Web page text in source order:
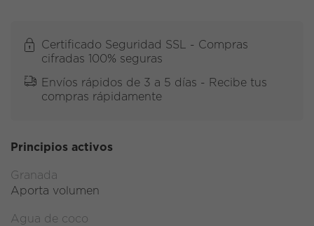
Certificado Seguridad SSL - Compras
cifradas 100% seguras
Envíos rápidos de 3 a 5 días - Recibe tus
compras rápidamente
Principios activos
Granada
Aporta volumen
Agua de coco